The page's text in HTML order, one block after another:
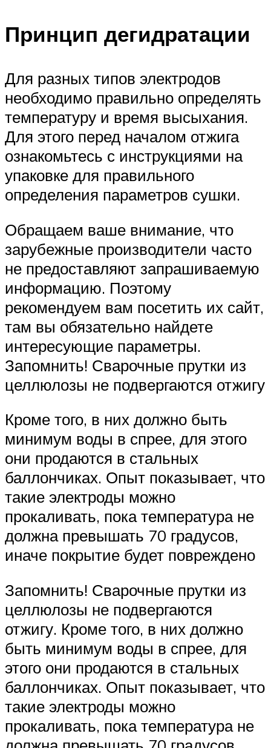
Принцип дегидратации
Для разных типов электродов
необходимо правильно определять
температуру и время высыхания.
Для этого перед началом отжига
ознакомьтесь с инструкциями на
упаковке для правильного
определения параметров сушки.
Обращаем ваше внимание, что
зарубежные производители часто
не предоставляют запрашиваемую
информацию. Поэтому
рекомендуем вам посетить их сайт,
там вы обязательно найдете
интересующие параметры.
Запомнить! Сварочные прутки из
целлюлозы не подвергаются отжигу
Кроме того, в них должно быть
минимум воды в спрее, для этого
они продаются в стальных
баллончиках. Опыт показывает, что
такие электроды можно
прокаливать, пока температура не
должна превышать 70 градусов,
иначе покрытие будет повреждено
Запомнить! Сварочные прутки из
целлюлозы не подвергаются
отжигу. Кроме того, в них должно
быть минимум воды в спрее, для
этого они продаются в стальных
баллончиках. Опыт показывает, что
такие электроды можно
прокаливать, пока температура не